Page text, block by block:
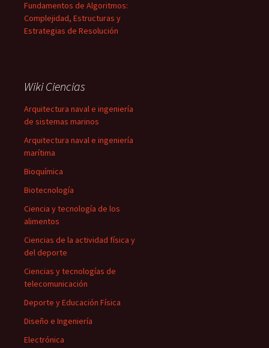
Fundamentos de Algoritmos:
Complejidad, Estructuras y
Estrategias de Resolución
Wiki Ciencias
Arquitectura naval e ingeniería
de sistemas marinos
Arquitectura naval e ingeniería
marítima
Bioquímica
Biotecnología
Ciencia y tecnología de los
alimentos
Ciencias de la actividad física y
del deporte
Ciencias y tecnologías de
telecomunicación
Deporte y Educación Física
Diseño e Ingeniería
Electrónica